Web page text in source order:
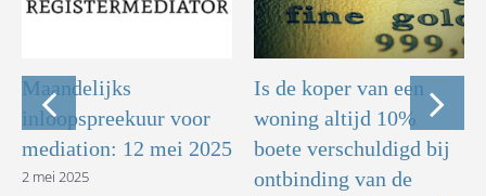
Maandelijks
inloopspreekuur voor
mediation: 12 mei 2025
2 mei 2025
Is de koper van een
woning altijd 10%
boete verschuldigd bij
ontbinding van de